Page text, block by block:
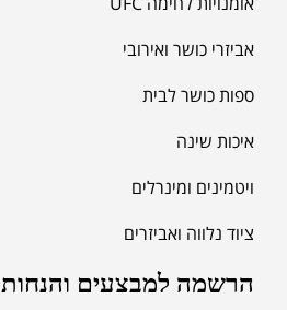
אביזרי כושר ואירובי
ספות כושר לבית
איכות שינה
ויטמינים ומינרלים
ציוד נלווה ואביזרים
הרשמה למבצעים והנחות 2025